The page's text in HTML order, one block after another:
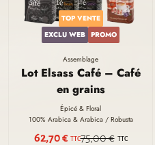
EXCLU WEB PROMO
TOP VENTE
Assemblage
Lot Elsass Café – Café
en grains
Épicé & Floral
100% Arabica & Arabica / Robusta
62,70 € TTC75,00 € TTC